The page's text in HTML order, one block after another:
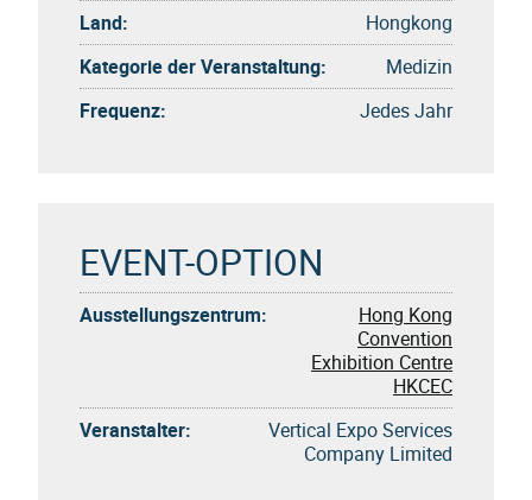
Land:
Hongkong
Kategorie der Veranstaltung:
Medizin
Frequenz:
Jedes Jahr
EVENT-OPTION
Ausstellungszentrum:
Hong Kong
Convention
Exhibition Centre
HKCEC
Veranstalter:
Vertical Expo Services
Company Limited